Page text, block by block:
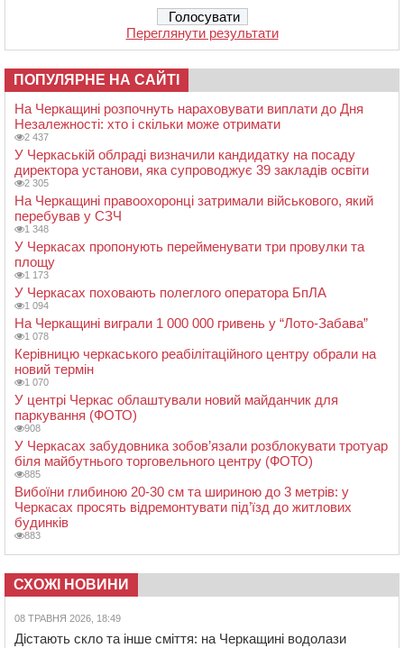
Переглянути результати
ПОПУЛЯРНЕ НА САЙТІ
На Черкащині розпочнуть нараховувати виплати до Дня
Незалежності: хто і скільки може отримати
2 437
У Черкаській облраді визначили кандидатку на посаду
директора установи, яка супроводжує 39 закладів освіти
2 305
На Черкащині правоохоронці затримали військового, який
перебував у СЗЧ
1 348
У Черкасах пропонують перейменувати три провулки та
площу
1 173
У Черкасах поховають полеглого оператора БпЛА
1 094
На Черкащині виграли 1 000 000 гривень у “Лото-Забава”
1 078
Керівницю черкаського реабілітаційного центру обрали на
новий термін
1 070
У центрі Черкас облаштували новий майданчик для
паркування (ФОТО)
908
У Черкасах забудовника зобов’язали розблокувати тротуар
біля майбутнього торговельного центру (ФОТО)
885
Вибоїни глибиною 20-30 см та шириною до 3 метрів: у
Черкасах просять відремонтувати під’їзд до житлових
будинків
883
СХОЖІ НОВИНИ
08 ТРАВНЯ 2026, 18:49
Дістають скло та інше сміття: на Черкащині водолази